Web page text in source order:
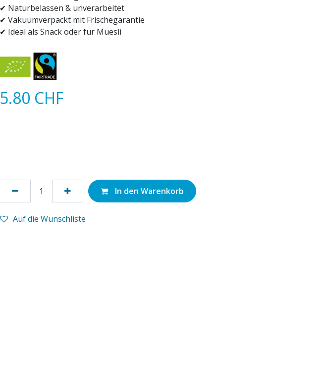
✔ Naturbelassen & unverarbeitet
✔ Vakuumverpackt mit Frischegarantie
✔ Ideal als Snack oder für Müesli
5.80 CHF
In den Warenkorb
Auf die Wunschliste